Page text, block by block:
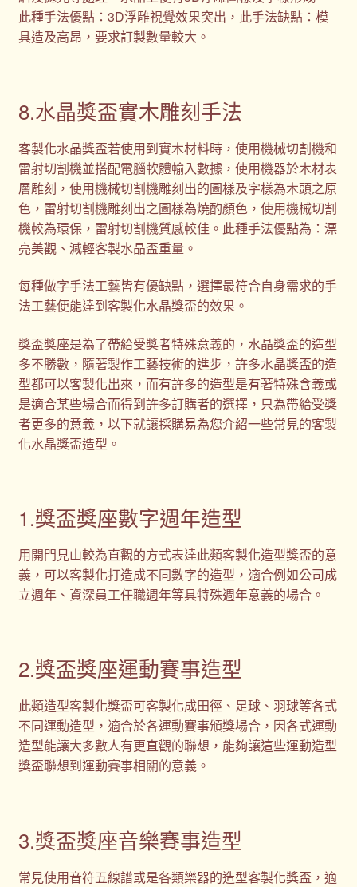
此種手法優點：3D浮雕視覺效果突出，此手法缺點：模
具造及高昂，要求訂製數量較大。
8.水晶獎盃實木雕刻手法
客製化水晶獎盃若使用到實木材料時，使用機械切割機和
雷射切割機並搭配電腦軟體輸入數據，使用機器於木材表
層雕刻，使用機械切割機雕刻出的圖樣及字樣為木頭之原
色，雷射切割機雕刻出之圖樣為燒酌顏色，使用機械切割
機較為環保，雷射切割機質感較佳。此種手法優點為：漂
亮美觀、減輕客製水晶盃重量。
每種做字手法工藝皆有優缺點，選擇最符合自身需求的手
法工藝便能達到客製化水晶獎盃的效果。
獎盃獎座是為了帶給受獎者特殊意義的，水晶獎盃的造型
多不勝數，隨著製作工藝技術的進步，許多水晶獎盃的造
型都可以客製化出來，而有許多的造型是有著特殊含義或
是適合某些場合而得到許多訂購者的選擇，只為帶給受獎
者更多的意義，以下就讓採購易為您介紹一些常見的客製
化水晶獎盃造型。
1.獎盃獎座數字週年造型
用開門見山較為直觀的方式表達此類客製化造型獎盃的意
義，可以客製化打造成不同數字的造型，適合例如公司成
立週年、資深員工任職週年等具特殊週年意義的場合。
2.獎盃獎座運動賽事造型
此類造型客製化獎盃可客製化成田徑、足球、羽球等各式
不同運動造型，適合於各運動賽事頒獎場合，因各式運動
造型能讓大多數人有更直觀的聯想，能夠讓這些運動造型
獎盃聯想到運動賽事相關的意義。
3.獎盃獎座音樂賽事造型
常見使用音符五線譜或是各類樂器的造型客製化獎盃，適